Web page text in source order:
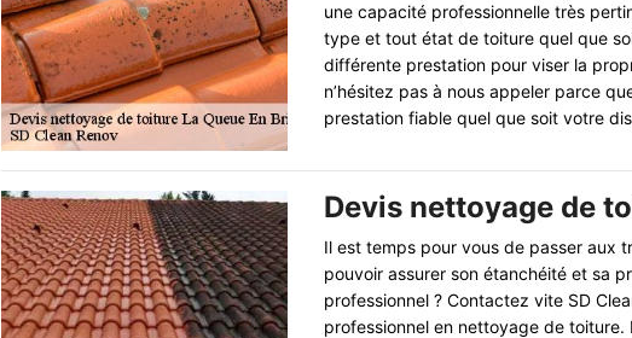
une capacité professionnelle très
type et tout état de toiture quel que
différente prestation pour viser la
n’hésitez pas à nous appeler parce
prestation fiable quel que soit votre
Devis nettoyage de
Il est temps pour vous de passer aux
pouvoir assurer son étanchéité et sa
professionnel ? Contactez vite SD
professionnel en nettoyage de